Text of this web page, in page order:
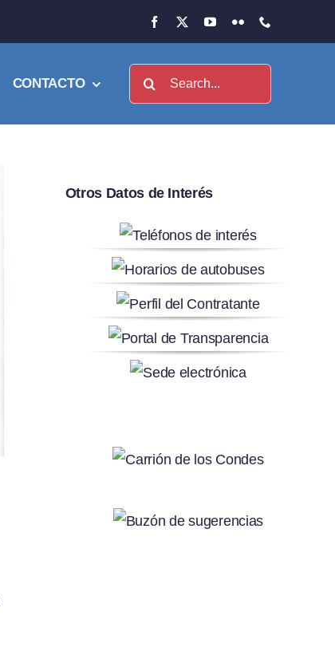
CONTACTO Buscar:
Otros Datos de Interés